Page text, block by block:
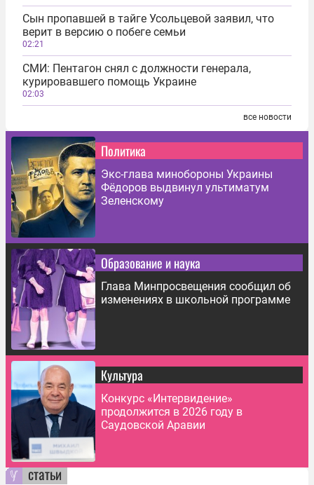
Сын пропавшей в тайге Усольцевой заявил, что
верит в версию о побеге семьи
02:21
СМИ: Пентагон снял с должности генерала,
курировавшего помощь Украине
02:03
все новости
Политика
Экс-глава минобороны Украины
Фёдоров выдвинул ультиматум
Зеленскому
Образование и наука
Глава Минпросвещения сообщил об
изменениях в школьной программе
Культура
Конкурс «Интервидение»
продолжится в 2026 году в
Саудовской Аравии
статьи